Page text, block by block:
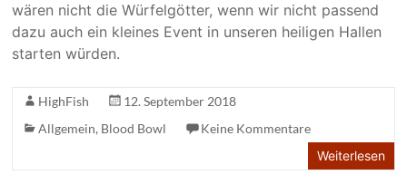
wären nicht die Würfelgötter, wenn wir nicht passend
dazu auch ein kleines Event in unseren heiligen Hallen
starten würden.
HighFish
12. September 2018
Allgemein, Blood Bowl
Keine Kommentare
Weiterlesen